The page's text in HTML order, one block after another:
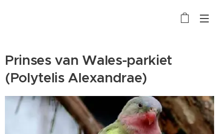
Prinses van Wales-parkiet
(Polytelis Alexandrae)